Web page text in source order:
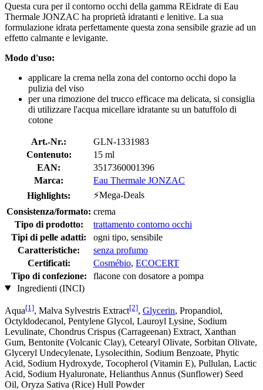
Questa cura per il contorno occhi della gamma REidrate di Eau
Thermale JONZAC ha proprietà idratanti e lenitive. La sua
formulazione idrata perfettamente questa zona sensibile grazie ad un
effetto calmante e levigante.
Modo d'uso:
applicare la crema nella zona del contorno occhi dopo la
pulizia del viso
per una rimozione del trucco efficace ma delicata, si consiglia
di utilizzare l'acqua micellare idratante su un batuffolo di
cotone
Art.-Nr.:
GLN-1331983
Contenuto:
15 ml
EAN:
3517360001396
Marca:
Eau Thermale JONZAC
Highlights:
⚡Mega-Deals
Consistenza/formato: crema
Tipo di prodotto:
trattamento contorno occhi
Tipi di pelle adatti:
ogni tipo, sensibile
Caratteristiche:
senza profumo
Certificati:
Cosmébio, ECOCERT
Tipo di confezione:
flacone con dosatore a pompa
Ingredienti (INCI)
Aqua[1], Malva Sylvestris Extract[2], Glycerin, Propandiol,
Octyldodecanol, Pentylene Glycol, Lauroyl Lysine, Sodium
Levulinate, Chondrus Crispus (Carrageenan) Extract, Xanthan
Gum, Bentonite (Volcanic Clay), Cetearyl Olivate, Sorbitan Olivate,
Glyceryl Undecylenate, Lysolecithin, Sodium Benzoate, Phytic
Acid, Sodium Hydroxyde, Tocopherol (Vitamin E), Pullulan, Lactic
Acid, Sodium Hyaluronate, Helianthus Annus (Sunflower) Seed
Oil, Oryza Sativa (Rice) Hull Powder